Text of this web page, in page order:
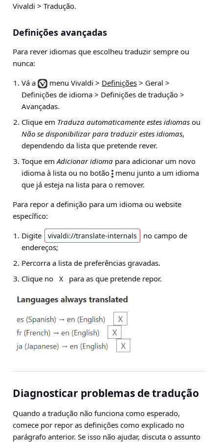
Vivaldi > Tradução.
Definições avançadas
Para rever idiomas que escolheu traduzir sempre ou
nunca:
Vá a
menu Vivaldi > Definições > Geral >
Definições de idioma > Definições de tradução >
Avançadas.
Clique em Traduza automaticamente estes idiomas ou
Não se disponibilizar para traduzir estes idiomas,
dependendo da lista que pretende rever.
Toque em Adicionar idioma para adicionar um novo
idioma à lista ou no botão
menu junto a um idioma
que já esteja na lista para o remover.
Para repor a definição para um idioma ou website
específico:
Digite
vivaldi://translate-internals
no campo de
endereços;
Percorra a lista de preferências gravadas.
Clique no
X para as que pretende repor.
Diagnosticar problemas de tradução
Quando a tradução não funciona como esperado,
comece por repor as definições como explicado no
parágrafo anterior. Se isso não ajudar, discuta o assunto